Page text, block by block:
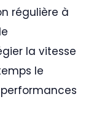
régulière à
la vitesse
le